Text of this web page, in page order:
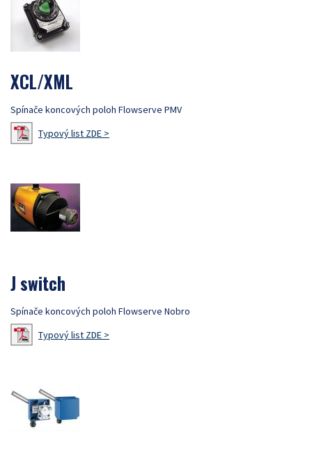
XCL/XML
Spínače koncových poloh Flowserve PMV
Typový list ZDE >
J switch
Spínače koncových poloh Flowserve Nobro
Typový list ZDE >